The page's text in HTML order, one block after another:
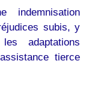
indemnisation
subis, y
adaptations
tierce